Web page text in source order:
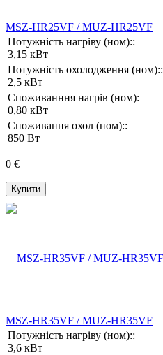
MSZ-HR25VF / MUZ-HR25VF
Потужність нагріву (ном)::
3,15 кВт
Потужність охолодження (ном)::
2,5 кВт
Споживанння нагрів (ном):
0,80 кВт
Споживання охол (ном)::
850 Вт
0 €
Купити
MSZ-HR35VF / MUZ-HR35VF
Потужність нагріву (ном)::
3,6 кВт